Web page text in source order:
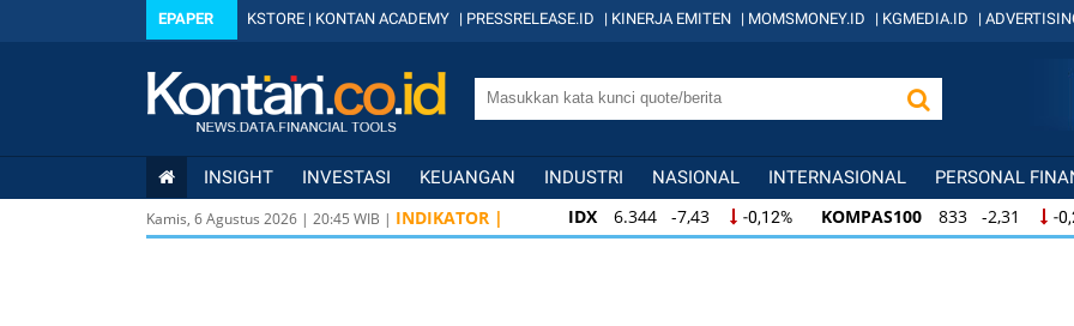
EPAPER KSTORE | KONTAN ACADEMY | PRESSRELEASE.ID | KINERJA EMITEN | MOMSMONEY.ID | KGMEDIA.ID |
INSIGHT INVESTASI KEUANGAN INDUSTRI NASIONAL INTERNASIONAL PERSONAL
Kamis, 6 Agustus 2026 | 20:45 WIB | INDIKATOR | IDX 6.344 -7,43 -0,12% KOMPAS100 833 -2,31 -
IDX 6.344 -7,43 -0,12% KOMPAS100 833 -2,31 -